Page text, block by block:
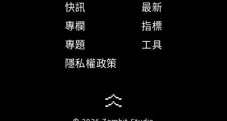
快訊
專欄
專題
隱私權政策
最新
指標
工具